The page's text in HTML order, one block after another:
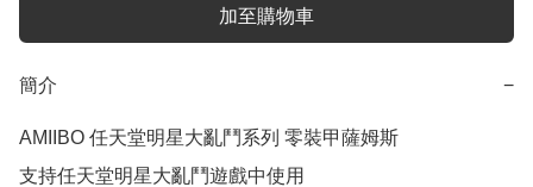
加至購物車
簡介 −
AMIIBO 任天堂明星大亂鬥系列 零裝甲薩姆斯
支持任天堂明星大亂鬥遊戲中使用